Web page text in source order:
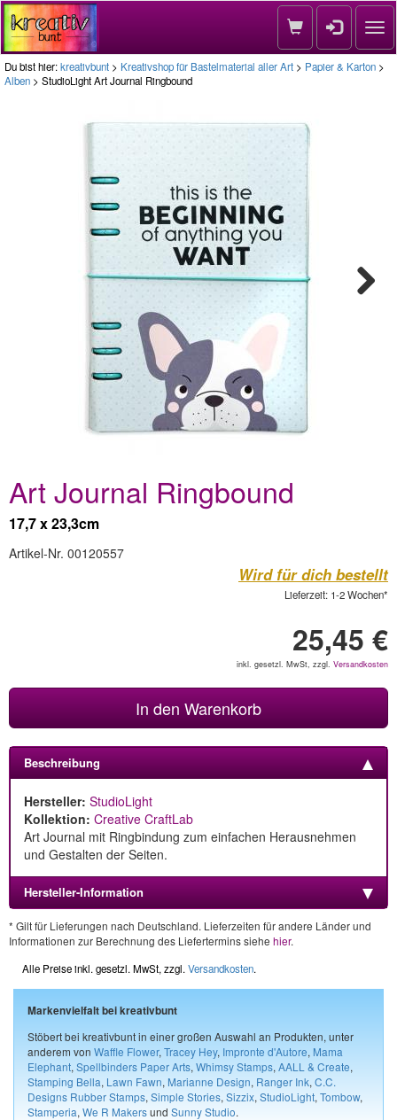
Du bist hier:kreativbunt > Kreativshop für Bastelmaterial aller Art > Papier & Karton >
Alben > StudioLight Art Journal Ringbound
Art Journal Ringbound
17,7 x 23,3cm
Artikel-Nr. 00120557
Wird für dich bestellt
Lieferzeit: 1-2 Wochen*
25,45 €
inkl. gesetzl. MwSt, zzgl. Versandkosten
In den Warenkorb
Beschreibung
Hersteller: StudioLight
Kollektion: Creative CraftLab
Art Journal mit Ringbindung zum einfachen Herausnehmen
und Gestalten der Seiten.
Hersteller-Information
* Gilt für Lieferungen nach Deutschland. Lieferzeiten für andere Länder und
Informationen zur Berechnung des Liefertermins siehe hier.
Alle Preise inkl. gesetzl. MwSt, zzgl. Versandkosten.
Markenvielfalt bei kreativbunt
Stöbert bei kreativbunt in einer großen Auswahl an Produkten, unter
anderem von Waffle Flower, Tracey Hey, Impronte d'Autore, Mama
Elephant, Spellbinders Paper Arts, Whimsy Stamps, AALL & Create,
Stamping Bella, Lawn Fawn, Marianne Design, Ranger Ink, C.C.
Designs Rubber Stamps, Simple Stories, Sizzix, StudioLight, Tombow,
Stamperia, We R Makersund Sunny Studio.